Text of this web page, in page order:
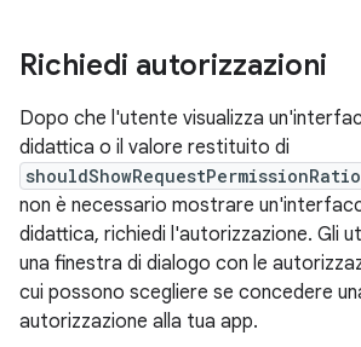
Richiedi autorizzazioni
Dopo che l'utente visualizza
didattica o il valore restituito di
non è necessario mostrare
didattica, richiedi l'autorizzazione. Gli
una finestra di dialogo con le
cui possono scegliere se concedere
autorizzazione alla tua app.